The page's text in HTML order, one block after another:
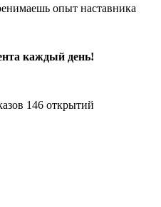
опыт наставника
каждый день!
146 открытий